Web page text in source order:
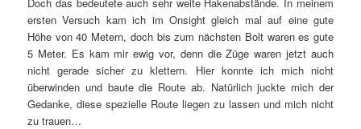
ersten Versuch kam ich im Onsight gleich mal auf eine gute
Höhe von 40 Metern, doch bis zum nächsten Bolt waren es gute
5 Meter. Es kam mir ewig vor, denn die Züge waren jetzt auch
nicht gerade sicher zu klettern. Hier konnte ich mich nicht
überwinden und baute die Route ab. Natürlich juckte mich der
Gedanke, diese spezielle Route liegen zu lassen und mich nicht
zu trauen…